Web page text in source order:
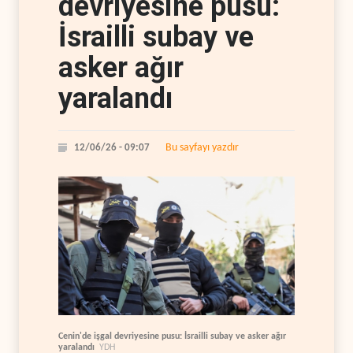
İsrailli subay ve
asker ağır
yaralandı
12/06/26 - 09:07 Bu sayfayı yazdır
Cenin'de işgal devriyesine pusu: İsrailli subay ve asker ağır
yaralandı YDH